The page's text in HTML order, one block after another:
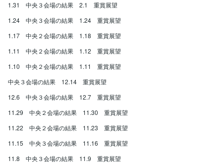
1.31 中央３会場の結果 2.1 重賞展望
1.24 中央３会場の結果 1.24 重賞展望
1.17 中央２会場の結果 1.18 重賞展望
1.11 中央２会場の結果 1.12 重賞展望
1.10 中央２会場の結果 1.11 重賞展望
中央３会場の結果 12.14 重賞展望
12.6 中央３会場の結果 12.7 重賞展望
11.29 中央２会場の結果 11.30 重賞展望
11.22 中央２会場の結果 11.23 重賞展望
11.15 中央３会場の結果 11.16 重賞展望
11.8 中央３会場の結果 11.9 重賞展望